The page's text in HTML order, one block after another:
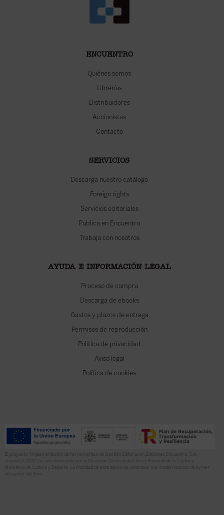
ENCUENTRO
Quiénes somos
Librerías
Distribuidores
Accionistas
Contacto
SERVICIOS
Descarga nuestro catálogo
Foreign rights
Servicios editoriales
Publica en Encuentro
Trabaja con nosotros
AYUDA E INFORMACIÓN LEGAL
Proceso de compra
Descarga de ebooks
Gastos y plazos de entrega
Permisos de reproducción
Política de privacidad
Aviso legal
Política de cookies
El proyecto “Implementación de herramientas de Gestión Editorial en Ediciones Encuentro, S.A.
anualidad 2022” ha sido financiado por la Dirección General del Libro y Fomento de la Lectura,
Ministerio de Cultura y Deporte. La finalidad de este apoyo es contribuir a la modernización de pymes
del sector del libro.